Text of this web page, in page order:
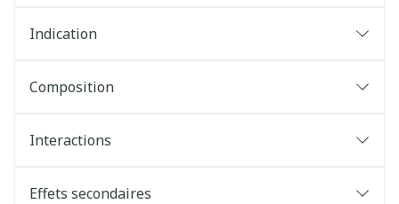
Indication
Composition
Interactions
Effets secondaires